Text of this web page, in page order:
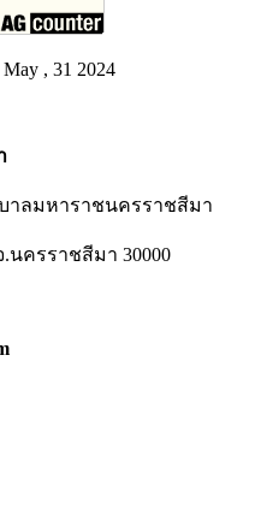
, 31 2024
าลมหาราชนครราชสีมา
.นครราชสีมา 30000